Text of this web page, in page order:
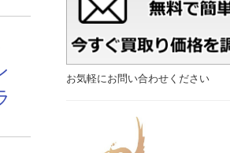
お気軽にお問い合わせください